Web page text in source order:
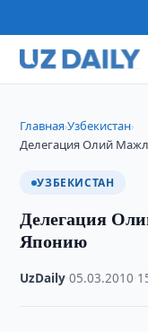
Главная›Узбекистан›
Делегация Олий
УЗБЕКИСТАН
Делегация
Японию
UzDaily ·05.03.2010